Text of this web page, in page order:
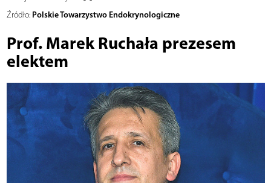
Źródło: Polskie Towarzystwo Endokrynologiczne
Prof. Marek Ruchała prezesem
elektem